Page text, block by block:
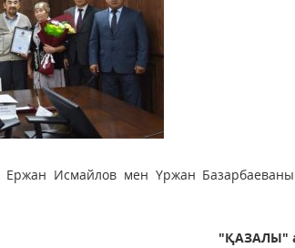
Ержан Исмайлов мен Үржан
"ҚАЗАЛЫ"